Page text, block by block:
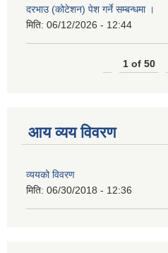
दरभाउ (कोटेशन) पेश गर्ने सम्बन्धमा ।
मिति: 06/12/2026 - 12:44
1 of 50
आय व्यय विवरण
व्ययको विवरण
मिति: 06/30/2018 - 12:36